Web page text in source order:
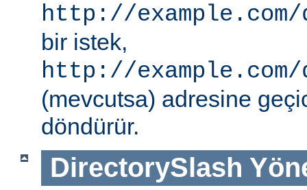
http://example.com/
bir istek,
http://
(mevcutsa) adresine
döndürür.
DirectorySlash